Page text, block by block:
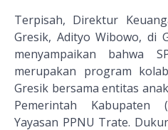
Terpisah, Direktur
Gresik, Adityo Wibowo, di
menyampaikan bahwa
merupakan program
Gresik bersama entitas
Pemerintah Kabupaten
Yayasan PPNU Trate.